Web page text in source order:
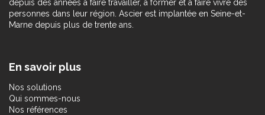
depuis des années à faire travailler, à former et à faire vivre des
personnes dans leur région. Ascier est implantée en Seine-et-
Marne depuis plus de trente ans.
En savoir plus
Nos solutions
Qui sommes-nous
Nos références